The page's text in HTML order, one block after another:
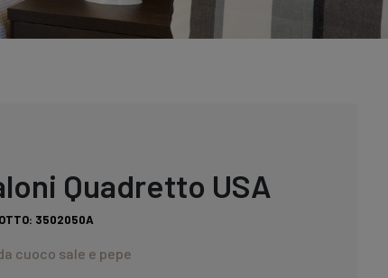
Quadretto USA
3502050A
cuoco sale e pepe